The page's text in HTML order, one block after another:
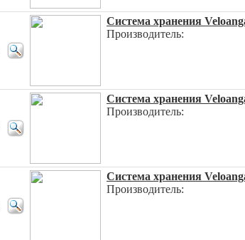
Система хранения
Производитель:
Система хранения
Производитель:
Система хранения
Производитель: